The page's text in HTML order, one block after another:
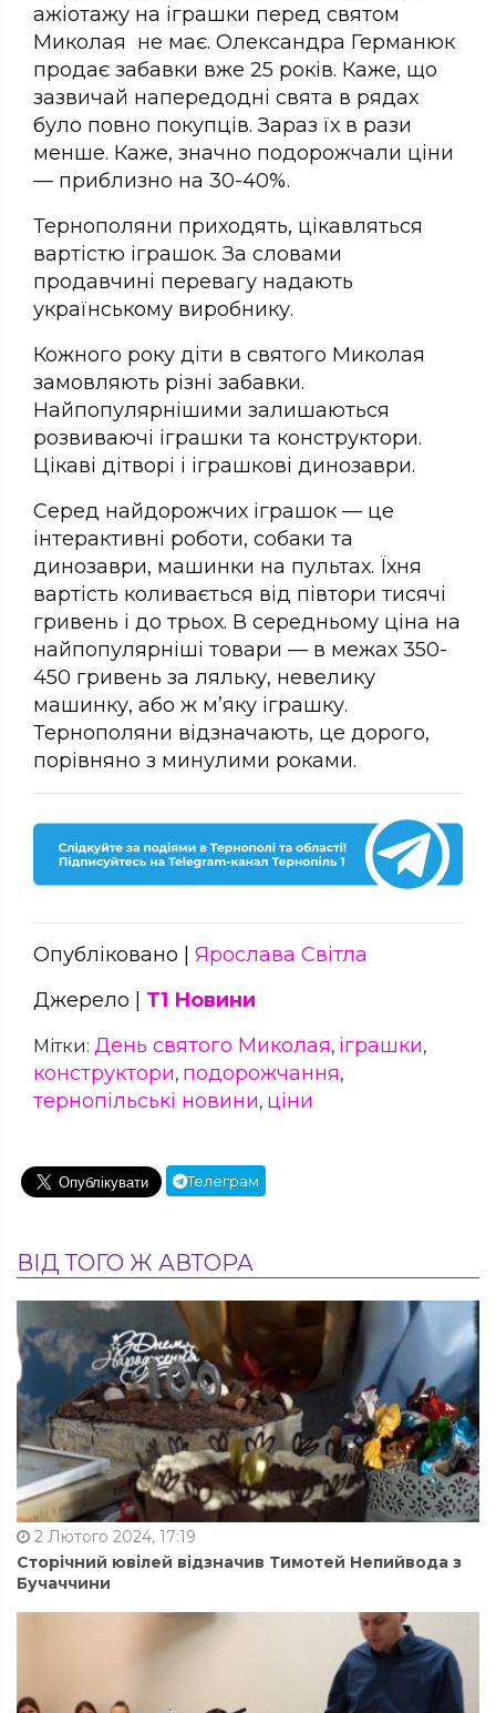
ажіотажу на іграшки перед святом
Миколая не має. Олександра Германюк
продає забавки вже 25 років. Каже, що
зазвичай напередодні свята в рядах
було повно покупців. Зараз їх в рази
менше. Каже, значно подорожчали ціни
— приблизно на 30-40%.
Тернополяни приходять, цікавляться
вартістю іграшок. За словами
продавчині перевагу надають
українському виробнику.
Кожного року діти в святого Миколая
замовляють різні забавки.
Найпопулярнішими залишаються
розвиваючі іграшки та конструктори.
Цікаві дітворі і іграшкові динозаври.
Серед найдорожчих іграшок — це
інтерактивні роботи, собаки та
динозаври, машинки на пультах. Їхня
вартість коливається від півтори тисячі
гривень і до трьох. В середньому ціна на
найпопулярніші товари — в межах 350-
450 гривень за ляльку, невелику
машинку, або ж м’яку іграшку.
Тернополяни відзначають, це дорого,
порівняно з минулими роками.
Опубліковано | Ярослава Світла
Джерело | Т1 Новини
Мітки: День святого Миколая, іграшки,
конструктори, подорожчання,
тернопільські новини, ціни
Телеграм
ВІД ТОГО Ж АВТОРА
2 Лютого 2024, 17:19
Сторічний ювілей відзначив Тимотей Непийвода з
Бучаччини